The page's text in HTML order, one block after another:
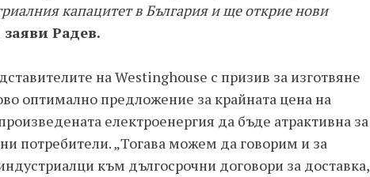
капацитет в България и ще открие нови
заяви Радев.
на Westinghouse с призив за изготвяне
оптимално предложение за крайната цена на
електроенергия да бъде атрактивна за
потребители. „Тогава можем да говорим и за
към дългосрочни договори за доставка,